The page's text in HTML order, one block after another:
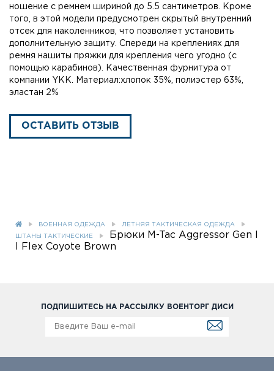
ношение с ремнем шириной до 5.5 сантиметров. Кроме
того, в этой модели предусмотрен скрытый внутренний
отсек для наколенников, что позволяет установить
дополнительную защиту. Спереди на креплениях для
ремня нашиты пряжки для крепления чего угодно (с
помощью карабинов). Качественная фурнитура от
компании YKK. Материал:хлопок 35%, полиэстер 63%,
эластан 2%
ОСТАВИТЬ ОТЗЫВ
ВОЕННАЯ ОДЕЖДА ЛЕТНЯЯ ТАКТИЧЕСКАЯ ОДЕЖДА
ШТАНЫ ТАКТИЧЕСКИЕ
Брюки M-Tac Aggressor Gen I
I Flex Coyote Brown
ПОДПИШИТЕСЬ НА РАССЫЛКУ ВОЕНТОРГ ДИСИ